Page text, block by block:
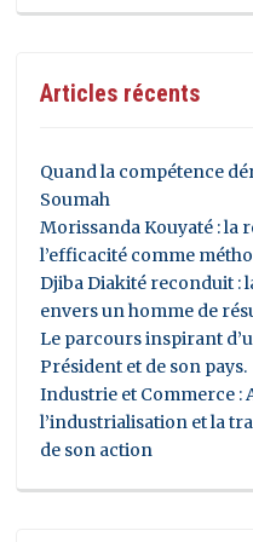
Articles récents
Quand la compétence
Soumah
Morissanda Kouyaté : la
l’efficacité comme
Djiba Diakité reconduit :
envers un homme de
Le parcours inspirant
Président et de son pays.
Industrie et Commerce :
l’industrialisation et la
de son action